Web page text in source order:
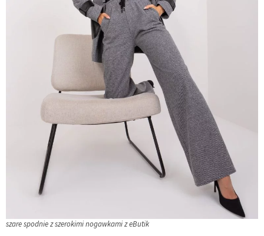
szare spodnie z szerokimi nogawkami z eButik